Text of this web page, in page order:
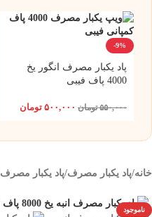
-9%
پاد یکبار مصرف انگور یخ
4000 پاف فیبی
۵۵۰,۰۰۰ تومان ۵۰۰,۰۰۰ تومان
خانه/پاد یکبار مصرف/پاد یکبار مصرف 8000 پاف
ناموجود